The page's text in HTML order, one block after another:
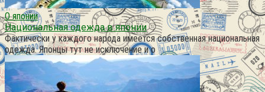
О японии
Национальная одежда в японии
Фактически у каждого народа имеется собственная национальная
одежда. Японцы тут не исключение и о